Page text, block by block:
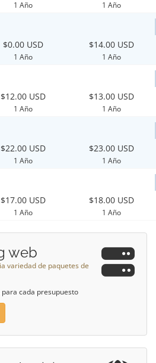
1 Año 1 Año
$0.00 USD
1 Año
$14.00 USD
1 Año
$12.00 USD
1 Año
$13.00 USD
1 Año
$22.00 USD
1 Año
$23.00 USD
1 Año
$17.00 USD
1 Año
$18.00 USD
1 Año
web
variedad de paquetes de
cada presupuesto